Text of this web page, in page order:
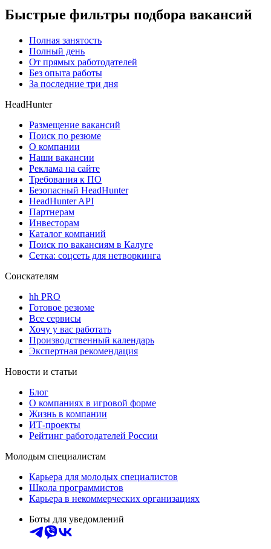
Быстрые фильтры подбора вакансий
Полная занятость
Полный день
От прямых работодателей
Без опыта работы
За последние три дня
HeadHunter
Размещение вакансий
Поиск по резюме
О компании
Наши вакансии
Реклама на сайте
Требования к ПО
Безопасный HeadHunter
HeadHunter API
Партнерам
Инвесторам
Каталог компаний
Поиск по вакансиям в Калуге
Сетка: соцсеть для нетворкинга
Соискателям
hh PRO
Готовое резюме
Все сервисы
Хочу у вас работать
Производственный календарь
Экспертная рекомендация
Новости и статьи
Блог
О компаниях в игровой форме
Жизнь в компании
ИТ-проекты
Рейтинг работодателей России
Молодым специалистам
Карьера для молодых специалистов
Школа программистов
Карьера в некоммерческих организациях
Боты для уведомлений